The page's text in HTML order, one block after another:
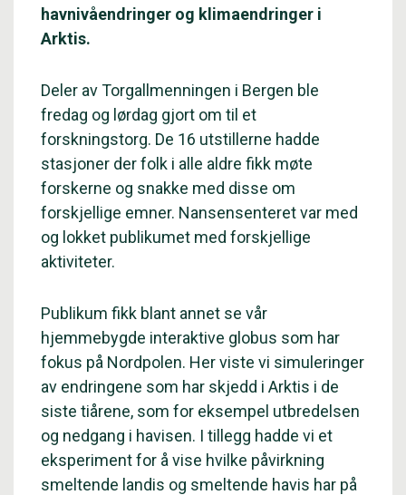
havnivåendringer og klimaendringer i
Arktis.
Deler av Torgallmenningen i Bergen ble
fredag og lørdag gjort om til et
forskningstorg. De 16 utstillerne hadde
stasjoner der folk i alle aldre fikk møte
forskerne og snakke med disse om
forskjellige emner. Nansensenteret var med
og lokket publikumet med forskjellige
aktiviteter.
Publikum fikk blant annet se vår
hjemmebygde interaktive globus som har
fokus på Nordpolen. Her viste vi simuleringer
av endringene som har skjedd i Arktis i de
siste tiårene, som for eksempel utbredelsen
og nedgang i havisen. I tillegg hadde vi et
eksperiment for å vise hvilke påvirkning
smeltende landis og smeltende havis har på